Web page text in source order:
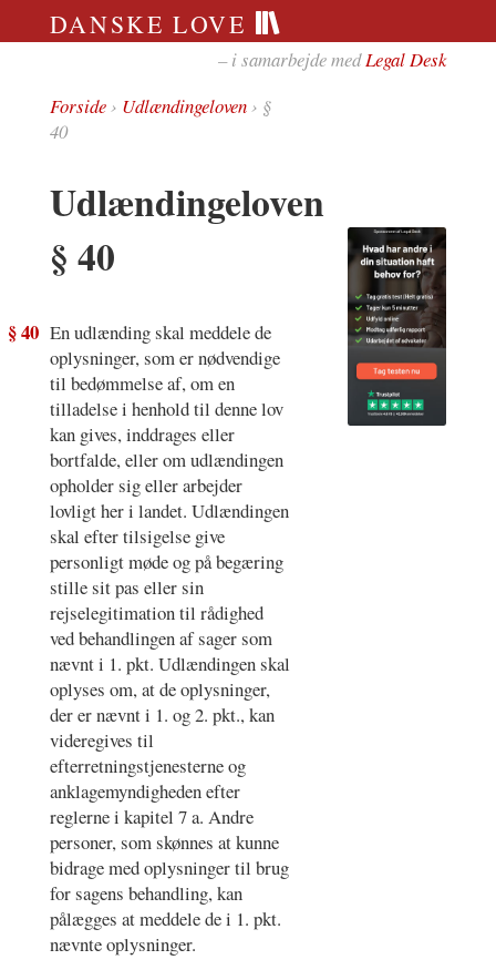
DANSKE LOVE
– i samarbejde medLegal Desk
Forside› Udlændingeloven› §
40
Udlændingeloven
§ 40
§ 40 En udlænding skal meddele de
oplysninger, som er nødvendige
til bedømmelse af, om en
tilladelse i henhold til denne lov
kan gives, inddrages eller
bortfalde, eller om udlændingen
opholder sig eller arbejder
lovligt her i landet. Udlændingen
skal efter tilsigelse give
personligt møde og på begæring
stille sit pas eller sin
rejselegitimation til rådighed
ved behandlingen af sager som
nævnt i 1. pkt. Udlændingen skal
oplyses om, at de oplysninger,
der er nævnt i 1. og 2. pkt., kan
videregives til
efterretningstjenesterne og
anklagemyndigheden efter
reglerne i kapitel 7 a. Andre
personer, som skønnes at kunne
bidrage med oplysninger til brug
for sagens behandling, kan
pålægges at meddele de i 1. pkt.
nævnte oplysninger.